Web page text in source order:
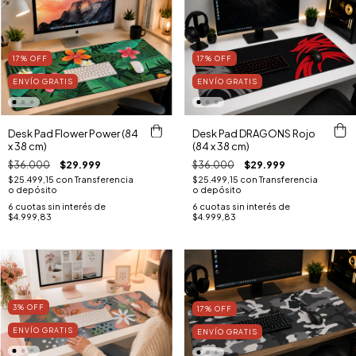
17% OFF
ENVÍO GRATIS
Desk Pad Flower Power (84
x 38 cm)
$36.000 $29.999
$25.499,15 con Transferencia
o depósito
6 cuotas sin interés de
$4.999,83
17% OFF
ENVÍO GRATIS
Desk Pad DRAGONS Rojo
(84 x 38 cm)
$36.000 $29.999
$25.499,15 conTransferencia
o depósito
6 cuotas sin interés de
$4.999,83
3% OFF
ENVÍO GRATIS
17% OFF
ENVÍO GRATIS